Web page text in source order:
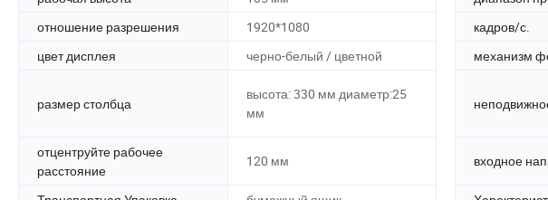
отношение разрешения
1920*1080 кадров/с.
цвет дисплея
черно-белый / цветной механизм
размер столбца
высота: 330 мм диаметр:25
мм
отцентруйте рабочее
расстояние
120 мм входное